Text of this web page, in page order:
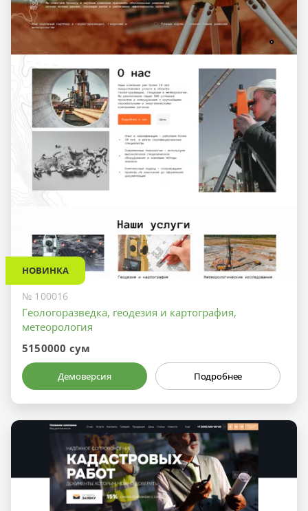
НОВИНКА
№ 100016
Геологоразведка, геодезия и картография,
метеорология
5150000 сум
Демоверсия Подробнее